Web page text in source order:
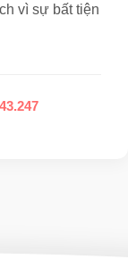
vì sự bất tiện